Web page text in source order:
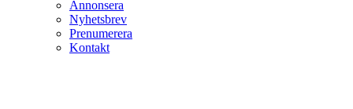
Annonsera
Nyhetsbrev
Prenumerera
Kontakt